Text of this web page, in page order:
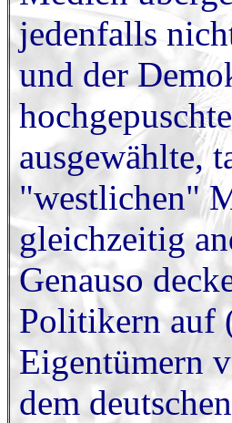
jedenfalls
und der
ausgewählte,
"westlichen"
gleichzeitig
Genauso
Politikern auf
Eigentümern
dem